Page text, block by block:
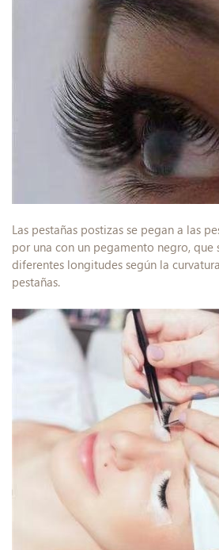
Las pestañas postizas se pegan a las
por una con un pegamento negro, que
diferentes longitudes según la
pestañas.